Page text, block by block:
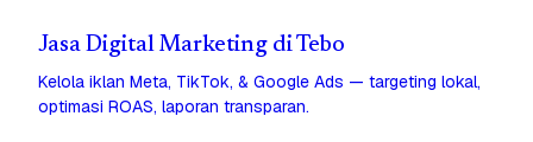
Jasa Digital Marketing di Tebo
Kelola iklan Meta, TikTok, & Google Ads — targeting lokal,
optimasi ROAS, laporan transparan.